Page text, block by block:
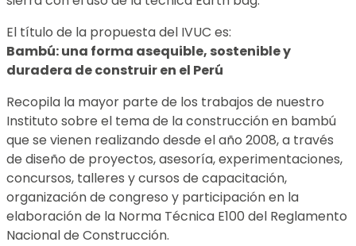
El título de la propuesta del IVUC es:
Bambú: una forma asequible, sostenible y
duradera de construir en el Perú
Recopila la mayor parte de los trabajos de nuestro
Instituto sobre el tema de la construcción en bambú
que se vienen realizando desde el año 2008, a través
de diseño de proyectos, asesoría, experimentaciones,
concursos, talleres y cursos de capacitación,
organización de congreso y participación en la
elaboración de la Norma Técnica E100 del Reglamento
Nacional de Construcción.